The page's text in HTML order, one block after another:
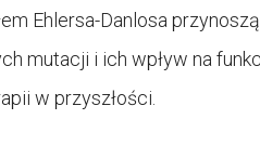
Ehlersa-Danlosa
mutacji i ich wpływ na
w przyszłości.